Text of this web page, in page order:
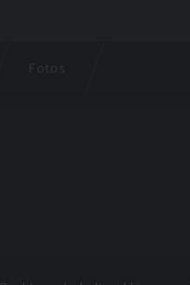
Fotos